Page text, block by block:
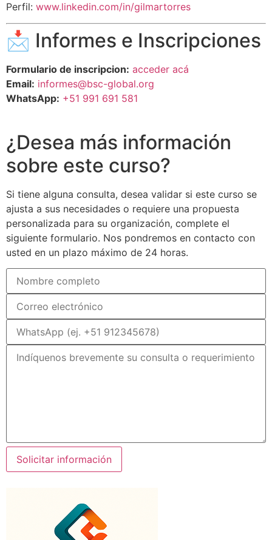
Perfil: www.linkedin.com/in/gilmartorres
📩 Informes e Inscripciones
Formulario de inscripcion: acceder acá
Email: informes@bsc-global.org
WhatsApp: +51 991 691 581
¿Desea más información
sobre este curso?
Si tiene alguna consulta, desea validar si este curso se
ajusta a sus necesidades o requiere una propuesta
personalizada para su organización, complete el
siguiente formulario. Nos pondremos en contacto con
usted en un plazo máximo de 24 horas.
Solicitar información